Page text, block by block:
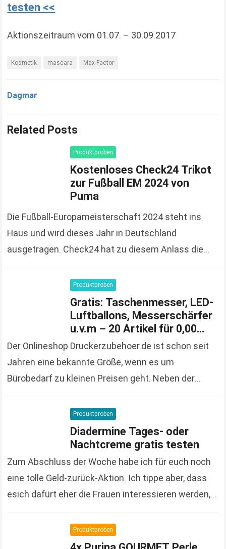
testen <<
Aktionszeitraum vom 01.07. – 30.09.2017
Kosmetik mascara Max Factor
Dagmar
Related Posts
Produktproben
Kostenloses Check24 Trikot
zur Fußball EM 2024 von
Puma
Die Fußball-Europameisterschaft 2024 steht ins
Haus und wird dieses Jahr in Deutschland
ausgetragen. Check24 hat zu diesem Anlass die
solange der Vorrat reicht und 100%…
Produktproben
Gratis: Taschenmesser, LED-
Luftballons, Messerschärfer
u.v.m – 20 Artikel für 0,00
Euro bestellen
Der Onlineshop Druckerzubehoer.de ist schon seit
Jahren eine bekannte Größe, wenn es um
Bürobedarf zu kleinen Preisen geht. Neben der
Onlineshop auch immer wieder…
Produktproben
Diadermine Tages- oder
Nachtcreme gratis testen
Zum Abschluss der Woche habe ich für euch noch
eine tolle Geld-zurück-Aktion. Ich tippe aber, dass
esich dafürt eher die Frauen interessieren werden,
Produktproben